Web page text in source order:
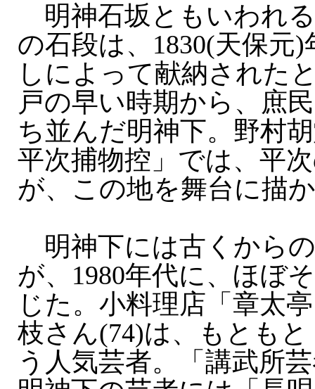
明神石坂ともいわれ
の石段は、1830(天保元
しによって献納された
戸の早い時期から、庶
ち並んだ明神下。野村
平次捕物控」では、平
が、この地を舞台に描
明神下には古くから
が、1980年代に、ほぼ
じた。小料理店「章太
枝さん(74)は、もとも
う人気芸者。「講武所